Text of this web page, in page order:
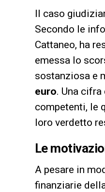
Il caso
Secondo le
Cattaneo, ha
emessa lo
sostanziosa e
euro. Una
competenti, le
loro verdetto
Le
A pesare in
finanziarie